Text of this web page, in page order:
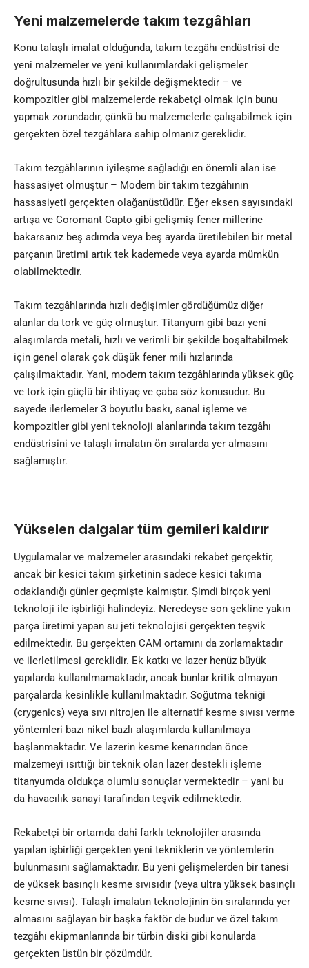
Yeni malzemelerde takım tezgâhları
Konu talaşlı imalat olduğunda, takım tezgâhı endüstrisi de
yeni malzemeler ve yeni kullanımlardaki gelişmeler
doğrultusunda hızlı bir şekilde değişmektedir – ve
kompozitler gibi malzemelerde rekabetçi olmak için bunu
yapmak zorundadır, çünkü bu malzemelerle çalışabilmek için
gerçekten özel tezgâhlara sahip olmanız gereklidir.
Takım tezgâhlarının iyileşme sağladığı en önemli alan ise
hassasiyet olmuştur – Modern bir takım tezgâhının
hassasiyeti gerçekten olağanüstüdür. Eğer eksen sayısındaki
artışa ve Coromant Capto gibi gelişmiş fener millerine
bakarsanız beş adımda veya beş ayarda üretilebilen bir metal
parçanın üretimi artık tek kademede veya ayarda mümkün
olabilmektedir.
Takım tezgâhlarında hızlı değişimler gördüğümüz diğer
alanlar da tork ve güç olmuştur. Titanyum gibi bazı yeni
alaşımlarda metali, hızlı ve verimli bir şekilde boşaltabilmek
için genel olarak çok düşük fener mili hızlarında
çalışılmaktadır. Yani, modern takım tezgâhlarında yüksek güç
ve tork için güçlü bir ihtiyaç ve çaba söz konusudur. Bu
sayede ilerlemeler 3 boyutlu baskı, sanal işleme ve
kompozitler gibi yeni teknoloji alanlarında takım tezgâhı
endüstrisini ve talaşlı imalatın ön sıralarda yer almasını
sağlamıştır.
Yükselen dalgalar tüm gemileri kaldırır
Uygulamalar ve malzemeler arasındaki rekabet gerçektir,
ancak bir kesici takım şirketinin sadece kesici takıma
odaklandığı günler geçmişte kalmıştır. Şimdi birçok yeni
teknoloji ile işbirliği halindeyiz. Neredeyse son şekline yakın
parça üretimi yapan su jeti teknolojisi gerçekten teşvik
edilmektedir. Bu gerçekten CAM ortamını da zorlamaktadır
ve ilerletilmesi gereklidir. Ek katkı ve lazer henüz büyük
yapılarda kullanılmamaktadır, ancak bunlar kritik olmayan
parçalarda kesinlikle kullanılmaktadır. Soğutma tekniği
(crygenics) veya sıvı nitrojen ile alternatif kesme sıvısı verme
yöntemleri bazı nikel bazlı alaşımlarda kullanılmaya
başlanmaktadır. Ve lazerin kesme kenarından önce
malzemeyi ısıttığı bir teknik olan lazer destekli işleme
titanyumda oldukça olumlu sonuçlar vermektedir – yani bu
da havacılık sanayi tarafından teşvik edilmektedir.
Rekabetçi bir ortamda dahi farklı teknolojiler arasında
yapılan işbirliği gerçekten yeni tekniklerin ve yöntemlerin
bulunmasını sağlamaktadır. Bu yeni gelişmelerden bir tanesi
de yüksek basınçlı kesme sıvısıdır (veya ultra yüksek basınçlı
kesme sıvısı). Talaşlı imalatın teknolojinin ön sıralarında yer
almasını sağlayan bir başka faktör de budur ve özel takım
tezgâhı ekipmanlarında bir türbin diski gibi konularda
gerçekten üstün bir çözümdür.